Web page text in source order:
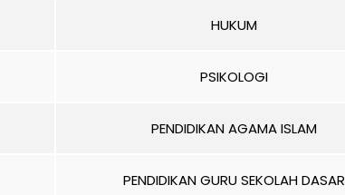
HUKUM
PSIKOLOGI
PENDIDIKAN AGAMA ISLAM
PENDIDIKAN GURU SEKOLAH DASAR